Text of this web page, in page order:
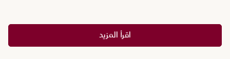
اقرأ المزيد